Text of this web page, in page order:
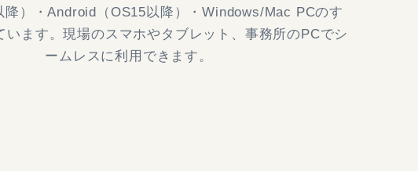
降）・Android（OS15以降）・Windows/Mac PCのす
います。現場のスマホやタブレット、事務所のPCでシ
ームレスに利用できます。